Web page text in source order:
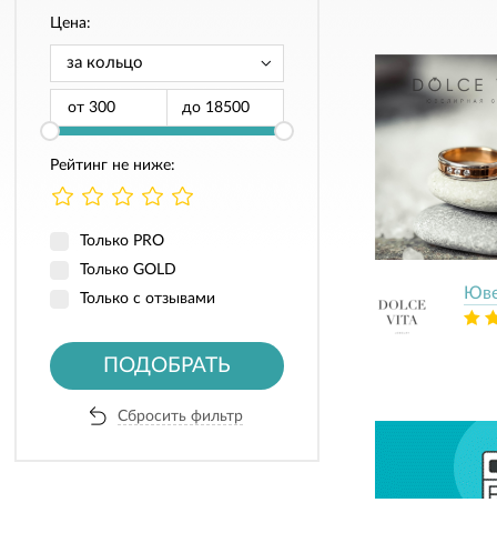
Цена:
от до
Рейтинг не ниже:
Только PRO
Только GOLD
Только с отзывами
ПОДОБРАТЬ
Сбросить фильтр